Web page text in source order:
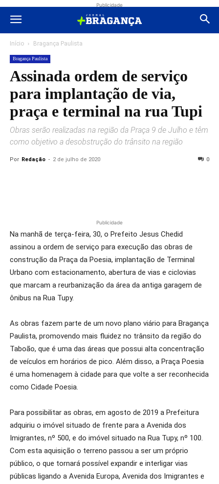
Publicidade
Início Bragança Paulista
Bragança Paulista
Assinada ordem de serviço
para implantação de via,
praça e terminal na rua Tupi
Obras serão realizadas na região da Praça 9 de Julho e têm
como objetivo a desobstrução do trânsito na região
Por Redação - 2 de julho de 2020 0
Publicidade
Na manhã de terça-feira, 30, o Prefeito Jesus Chedid
assinou a ordem de serviço para execução das obras de
construção da Praça da Poesia, implantação de Terminal
Urbano com estacionamento, abertura de vias e ciclovias
que marcam a reurbanização da área da antiga garagem de
ônibus na Rua Tupy.
As obras fazem parte de um novo plano viário para Bragança
Paulista, promovendo mais fluidez no trânsito da região do
Taboão, que é uma das áreas que possui alta concentração
de veículos em horários de pico. Além disso, a Praça Poesia
é uma homenagem à cidade para que volte a ser reconhecida
como Cidade Poesia.
Para possibilitar as obras, em agosto de 2019 a Prefeitura
adquiriu o imóvel situado de frente para a Avenida dos
Imigrantes, nº 500, e do imóvel situado na Rua Tupy, nº 100.
Com esta aquisição o terreno passou a ser um próprio
público, o que tornará possível expandir e interligar vias
públicas ligando a Avenida Europa, Avenida dos Imigrantes e